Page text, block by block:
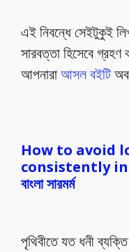
এই নিবন্ধে সেইটুকুই
সারবত্তা হিসেবে
আপনারাআসল বইটি
How to avoid
consistently
বাংলা সারমর্ম
পৃথিবীতে যত ধনী